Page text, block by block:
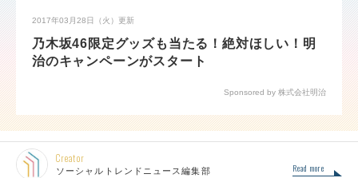
2017年03月28日（火） 更新
乃木坂46限定グッズも当たる！絶対ほしい！明
治のキャンペーンがスタート
Sponsored by 株式会社明治
Creator
ソーシャルトレンドニュース編集部 Read more